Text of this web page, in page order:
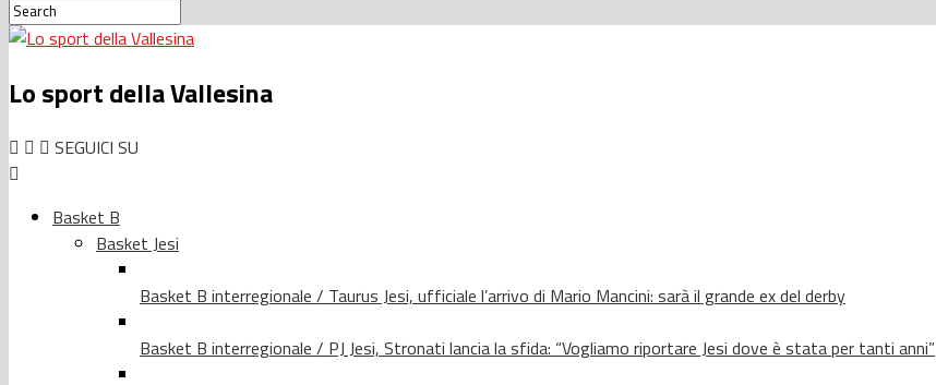
Lo sport della Vallesina
SEGUICI SU
Basket B
Basket Jesi
Basket B interregionale / Taurus Jesi, ufficiale l’arrivo di Mario Mancini: sarà il grande ex del derby
Basket B interregionale / PJ Jesi, Stronati lancia la sfida: “Vogliamo riportare Jesi dove è stata per tanti anni”